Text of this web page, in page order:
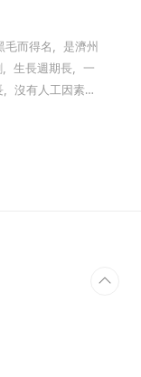
而得名，是濟州
生長週期長，一
沒有人工因素，
薦了這家黑豬餐
子肉 我們點了黑
到濟州島嘗一嘗濟
吧。 地址 ：..